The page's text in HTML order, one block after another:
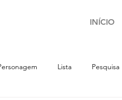
INÍCIO
Lista Pesquisa